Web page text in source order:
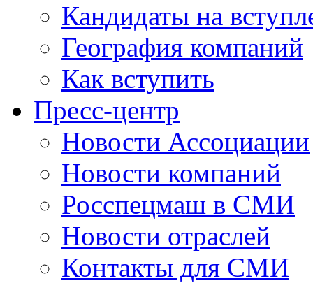
Кандидаты на
География компаний
Как вступить
Пресс-центр
Новости Ассоциации
Новости компаний
Росспецмаш в СМИ
Новости отраслей
Контакты для СМИ